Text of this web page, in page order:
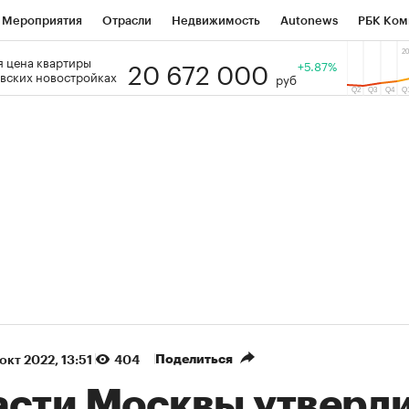
Мероприятия Отрасли Недвижимость Autonews РБК
РБК Образование Тренды
цена квартиры
новостройках
20 672 000 руб
+5.87%
2022, 13:51 404 Поделиться